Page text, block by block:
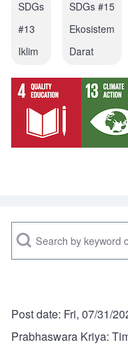
SDGs
#13
Iklim
SDGs #15
Ekosistem
Darat
Search
Post date: Fri, 07/31/
Prabhaswara Kriya: